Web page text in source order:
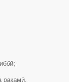
рақамӣ.